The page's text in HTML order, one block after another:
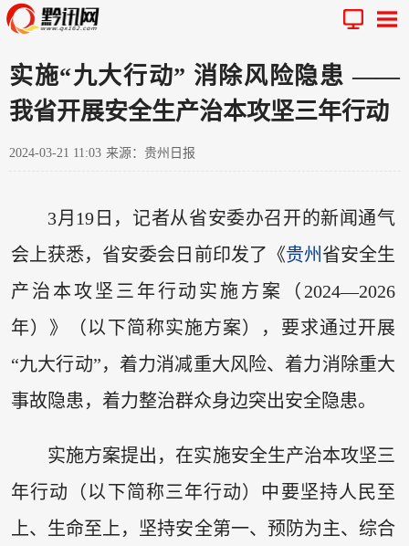
实施“九大行动” 消除风险隐患 ——
我省开展安全生产治本攻坚三年行动
2024-03-21 11:03 来源：贵州日报
3月19日，记者从省安委办召开的新闻通气
会上获悉，省安委会日前印发了《贵州 省安全生
产治本攻坚三年行动实施方案（2024—2026
年）》（以下简称实施方案），要求通过开展
“九大行动”，着力消减重大风险、着力消除重大
事故隐患，着力整治群众身边突出安全隐患。
实施方案提出，在实施安全生产治本攻坚三
年行动（以下简称三年行动）中要坚持人民至
上、生命至上，坚持安全第一、预防为主、综合